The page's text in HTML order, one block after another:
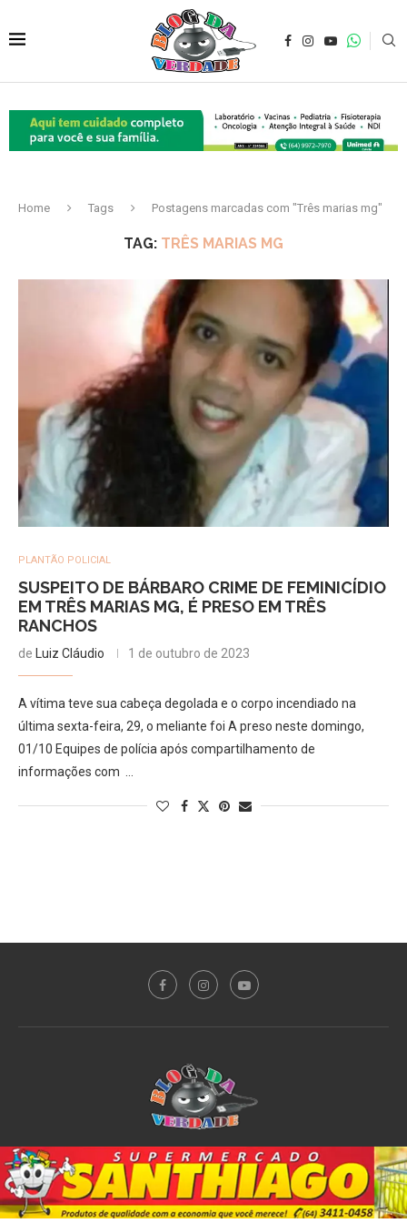
Home Tags Postagens marcadas com "Três marias mg"
TAG: TRÊS MARIAS MG
PLANTÃO POLICIAL
SUSPEITO DE BÁRBARO CRIME DE FEMINICÍDIO
EM TRÊS MARIAS MG, É PRESO EM TRÊS
RANCHOS
de Luiz Cláudio 1 de outubro de 2023
A vítima teve sua cabeça degolada e o corpo incendiado na
última sexta-feira, 29, o meliante foi A preso neste domingo,
01/10 Equipes de polícia após compartilhamento de
informações com …
Sobre o Blog Notícias Plantão Policial Acidente
Política
Esporte
@2020 - All Right Reserved. Designed and Developed byPortalDev